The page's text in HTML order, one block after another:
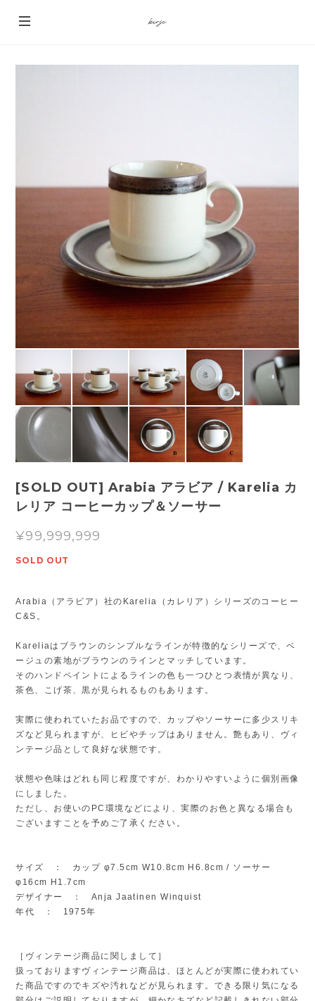
[SOLD OUT] Arabia アラビア / Karelia カ
レリア コーヒーカップ＆ソーサー
¥99,999,999
SOLD OUT
Arabia（アラビア）社のKarelia（カレリア）シリーズのコーヒー
C&S。
Kareliaはブラウンのシンプルなラインが特徴的なシリーズで、ベ
ージュの素地がブラウンのラインとマッチしています。
そのハンドペイントによるラインの色も一つひとつ表情が異なり、
茶色、こげ茶、黒が見られるものもあります。
実際に使われていたお品ですので、カップやソーサーに多少スリキ
ズなど見られますが、ヒビやチップはありません。艶もあり、ヴィ
ンテージ品として良好な状態です。
状態や色味はどれも同じ程度ですが、わかりやすいように個別画像
にしました。
ただし、お使いのPC環境などにより、実際のお色と異なる場合も
ございますことを予めご了承ください。
サイズ ： カップ φ7.5cm W10.8cm H6.8cm / ソーサー
φ16cm H1.7cm
デザイナー ： Anja Jaatinen Winquist
年代 ： 1975年
［ヴィンテージ商品に関しまして］
扱っておりますヴィンテージ商品は、ほとんどが実際に使われてい
た商品ですのでキズや汚れなどが見られます。できる限り気になる